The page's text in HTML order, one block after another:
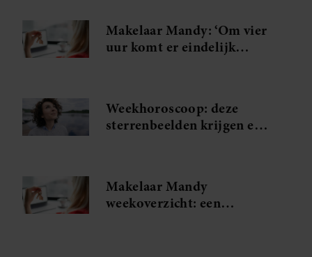
Makelaar Mandy: ‘Om vier
uur komt er eindelijk
Weekhoroscoop: deze
sterrenbeelden krijgen een
Makelaar Mandy
weekoverzicht: een